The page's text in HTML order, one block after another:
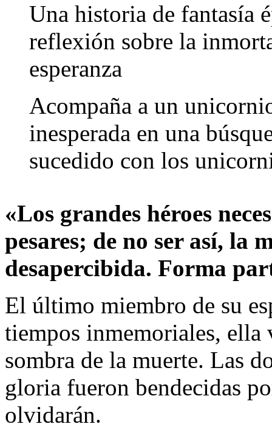
Una historia de fantasía
reflexión sobre la
esperanza
Acompaña a un
inesperada en una
sucedido con los
«Los grandes héroes
pesares; de no ser así, la
desapercibida. Forma
El último miembro de su
tiempos inmemoriales, ella
sombra de la muerte. Las
gloria fueron bendecidas
olvidarán.